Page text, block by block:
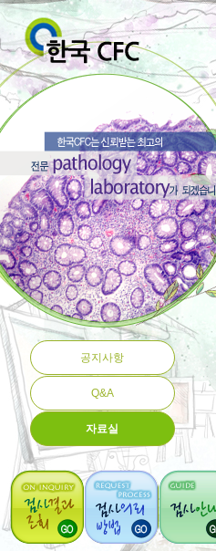
공지사항
Q&A
자료실